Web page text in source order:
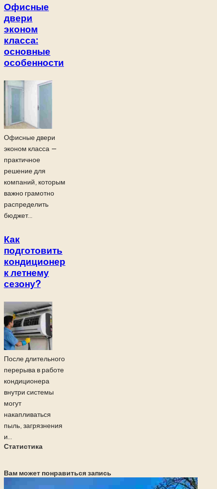
Офисные
двери
эконом
класса:
основные
особенности
Офисные двери
эконом класса —
практичное
решение для
компаний, которым
важно грамотно
распределить
бюджет...
Как
подготовить
кондиционер
к летнему
сезону?
После длительного
перерыва в работе
кондиционера
внутри системы
могут
накапливаться
пыль, загрязнения
и...
Статистика
Вам может понравиться запись